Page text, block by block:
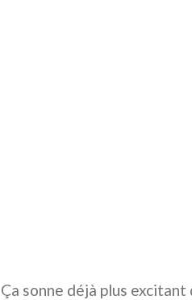
Ça sonne déjà plus excitant